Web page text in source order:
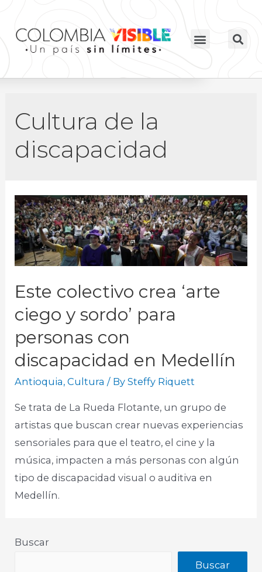
Cultura de la
discapacidad
Este colectivo crea ‘arte
ciego y sordo’ para
personas con
discapacidad en Medellín
Antioquia,Cultura / BySteffy Riquett
Se trata de La Rueda Flotante, un grupo de
artistas que buscan crear nuevas experiencias
sensoriales para que el teatro, el cine y la
música, impacten a más personas con algún
tipo de discapacidad visual o auditiva en
Medellín.​
Buscar
Buscar